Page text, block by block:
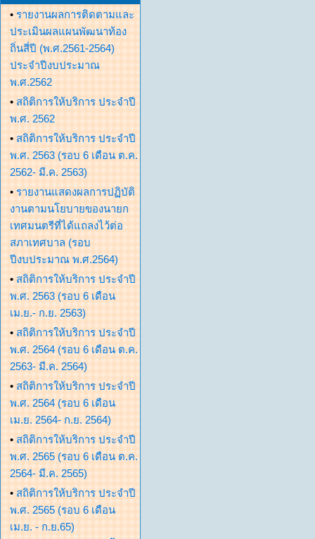
• รายงานผลการติดตามและ
ประเมินผลแผนพัฒนาท้อง
ถิ่นสี่ปี (พ.ศ.2561-2564)
ประจำปีงบประมาณ
พ.ศ.2562
• สถิติการให้บริการ ประจำปี
พ.ศ. 2562
• สถิติการให้บริการ ประจำปี
พ.ศ. 2563 (รอบ 6 เดือน ต.ค.
2562- มี.ค. 2563)
• รายงานแสดงผลการปฏิบัติ
งานตามนโยบายของนายก
เทศมนตรีที่ได้แถลงไว้ต่อ
สภาเทศบาล (รอบ
ปีงบประมาณ พ.ศ.2564)
• สถิติการให้บริการ ประจำปี
พ.ศ. 2563 (รอบ 6 เดือน
เม.ย.- ก.ย. 2563)
• สถิติการให้บริการ ประจำปี
พ.ศ. 2564 (รอบ 6 เดือน ต.ค.
2563- มี.ค. 2564)
• สถิติการให้บริการ ประจำปี
พ.ศ. 2564 (รอบ 6 เดือน
เม.ย. 2564- ก.ย. 2564)
• สถิติการให้บริการ ประจำปี
พ.ศ. 2565 (รอบ 6 เดือน ต.ค.
2564- มี.ค. 2565)
• สถิติการให้บริการ ประจำปี
พ.ศ. 2565 (รอบ 6 เดือน
เม.ย. - ก.ย.65)